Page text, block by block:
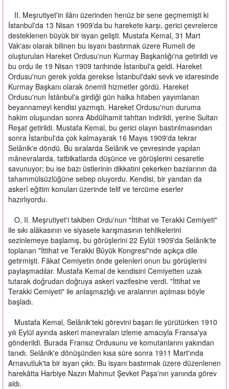
II. Meşrutiyet'in ilânı üzerinden henüz bir sene geçmemişti ki
İstanbul'da 13 Nisan 1909'da bu harekete karşı, gerici çevrelerce
desteklenen büyük bir isyan gelişti. Mustafa Kemal, 31 Mart
Vak'ası olarak bilinen bu isyanı bastırmak üzere Rumeli de
oluşturulan Hareket Ordusu'nun Kurmay Başkanlığı'na getirildi ve
bu ordu ile 19 Nisan 1909 tarihinde İstanbul'a geldi. Hareket
Ordusu'nun gerek yolda gerekse İstanbul'daki sevk ve idaresinde
Kurmay Başkanı olarak önemli hizmetler gördü. Hareket
Ordusu'nun İstânbul'a girdiği gün halka hitaben yayımlanan
beyannameyi kendisi yazmıştı. Hareket Ordusu'nun duruma
hakim oluşundan sonra Abdülhamit tahttan indirildi, yerine Sultan
Reşat getirildi. Mustafa Kemal, bu gerici olayın bastırılmasından
sonra İstanbul'da çok kalmayarak 16 Mayıs 1909'da tekrar
Selânik'e döndü. Bu sıralarda Selânik ve çevresinde yapılan
mânevralarda, tatbikatlarda düşünce ve görüşlerini cesaretle
savunuyor; bu ise bazı üstlerinin dikkatini çekerken bazılarının da
tahammülsüzlüğüne sebep oluyordu. Kendisi, bir yandan da
askerî eğitim konuları üzerinde telif ve tercüme eserler
hazırlıyordu.
O, II. Meşrutiyet'i takiben Ordu'nun "İttihat ve Terakki Cemiyeti"
ile sıkı alâkasının ve siyasete karışmasının tehlikelerini
sezinlemeye başlamış, bu görüşlerini 22 Eylül 1909'da Selânik'te
toplanan "İttihat ve Terakki Bûyük Kongresi"nde açıkça dile
getirmişti. Fâkat Cemiyetin önde gelenleri onun bu görüşlerini
paylaşmadılar. Mustafa Kemal de kendisini Cemiyetten uzak
tutarak doğrudan doğruya askeri vazifesine verdi. "İttihat ve
Terakki Cemiyeti" ile anlaşmazlığı ve aralarının açılması böyle
başladı.
Mustafa Kemal, Selânik'teki görevini başarı ile yürütürken 1910
yılı Eylül ayında askeri manevraları izleme amacıyla Fransa'ya
gönderildi. Burada Fransız Ordusunu ve komutanlarını yakından
tanıdı. Selânik'e dönüşünden kısa süre sonra 1911 Mart'ında
Arnavutluk'ta bir isyan çıktı. Bu isyanı bastırmak üzere düzenlenen
harekâtta Harbiye Nazırı Mahmut Şevket Paşa'nın yanında görev
aldı.